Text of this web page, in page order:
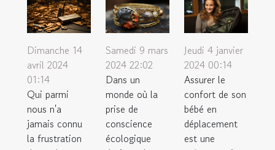
Dimanche 14
avril 2024
01:14
Qui parmi
nous n'a
jamais connu
la frustration
Samedi 9 mars
2024 22:02
Dans un
monde où la
prise de
conscience
écologique
Jeudi 4 janvier
2024 00:14
Assurer le
confort de son
bébé en
déplacement
est une